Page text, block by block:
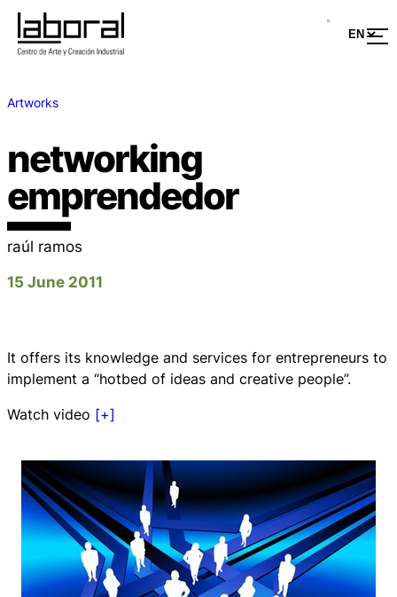
Artworks
networking
emprendedor
raúl ramos
15 June 2011
It offers its knowledge and services for entrepreneurs to
implement a “hotbed of ideas and creative people”.
Watch video [+]